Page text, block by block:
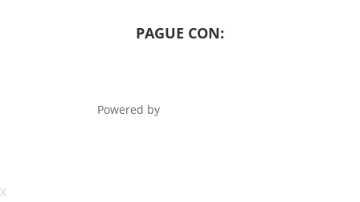
PAGUE CON:
Powered by
X